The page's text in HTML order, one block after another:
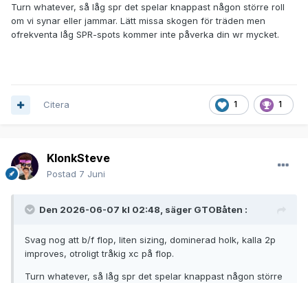
Pre Flop: (pot: €0.30) Hero has8 Q 7
T
3 folds,BTN raises to €0.70, fold,Heroraises to €2.20, BTN
calls €1.50
Herochecks,
Turn whatever, så låg spr det spelar knappast någon större roll
om vi synar eller jammar. Lätt missa skogen för träden men
ofrekventa låg SPR-spots kommer inte påverka din wr mycket.
1 1
Citera
KlonkSteve
Postad 7 Juni
Den 2026-06-07 kl 02:48, säger GTOBåten :
Svag nog att b/f flop, liten sizing, dominerad holk, kalla 2p
improves, otroligt tråkig xc på flop.
Turn whatever, så låg spr det spelar knappast någon större